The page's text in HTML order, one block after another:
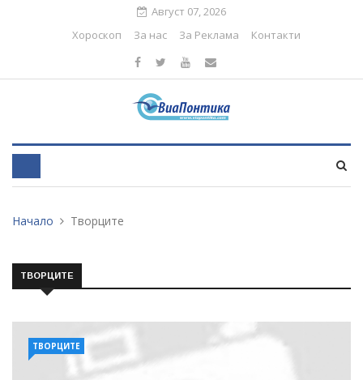
Август 07, 2026
Хороскоп
За нас За Реклама Контакти
Начало Творците
ТВОРЦИТЕ
ТВОРЦИТЕ